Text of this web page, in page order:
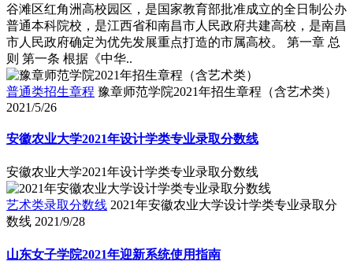
谷滩区红角洲高校园区，是国家教育部批准成立的全日制公办
普通本科院校，是江西省和南昌市人民政府共建高校，是南昌
市人民政府确定为优先发展重点打造的市属高校。 第一章 总
则 第一条 根据《中华..
普通类招生章程 豫章师范学院2021年招生章程（含艺术类）
2021/5/26
安徽农业大学2021年设计学类专业录取分数线
安徽农业大学2021年设计学类专业录取分数线
艺术类录取分数线 2021年安徽农业大学设计学类专业录取分
数线 2021/9/28
山东女子学院2021年迎新系统使用指南